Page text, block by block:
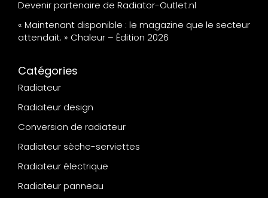
Devenir partenaire de Radiator-Outlet.nl
« Maintenant disponible : le magazine que le secteur
attendait. » Chaleur – Édition 2026
Catégories
Radiateur
Radiateur design
Conversion de radiateur
Radiateur sèche-serviettes
Radiateur électrique
Radiateur panneau